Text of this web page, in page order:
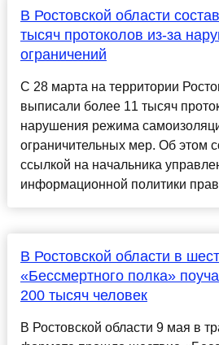
В Ростовской области
тысяч протоколов из-за
ограничений
С 28 марта на территории
выписали более 11 тысяч
нарушения режима
ограничительных мер. Об этом
ссылкой на начальника
информационной политики
В Ростовской области в
«Бессмертного полка»
200 тысяч человек
В Ростовской области 9 мая в